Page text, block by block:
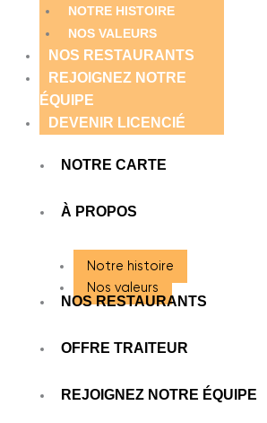
NOTRE HISTOIRE
NOS VALEURS
NOS RESTAURANTS
REJOIGNEZ NOTRE
ÉQUIPE
DEVENIR LICENCIÉ
NOTRE CARTE
À PROPOS
Notre histoire
Nos valeurs
NOS RESTAURANTS
OFFRE TRAITEUR
REJOIGNEZ NOTRE ÉQUIPE